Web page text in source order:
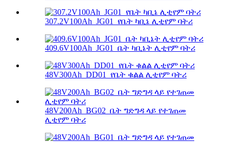
307.2V100Ah_JG01_የቤት ካቢኔ ሊቲየም ባትሪ
409.6V100Ah_JG01_ቤት ካቢኔት ሊቲየም ባትሪ
48V300Ah_DD01_የቤት ቁልል ሊቲየም ባትሪ
48V200Ah_BG02_ቤት ግድግዳ ላይ የተገጠመ
ሊቲየም ባትሪ